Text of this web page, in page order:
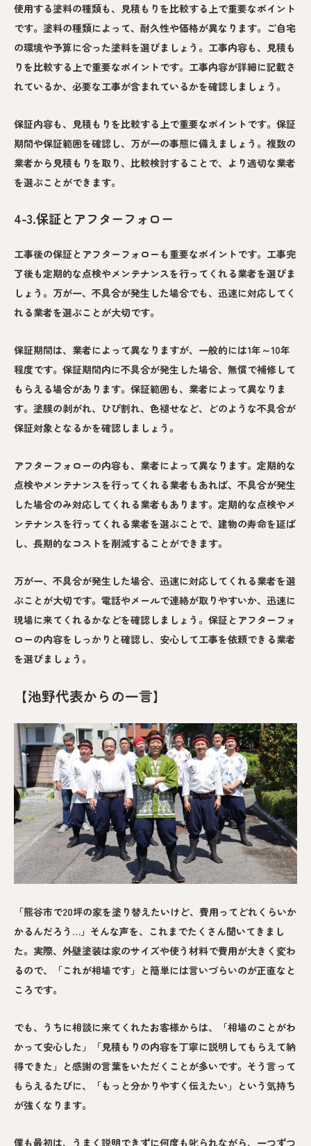
使用する塗料の種類も、見積もりを比較する上で重要なポイント
です。塗料の種類によって、耐久性や価格が異なります。ご自宅
の環境や予算に合った塗料を選びましょう。工事内容も、見積も
りを比較する上で重要なポイントです。工事内容が詳細に記載さ
れているか、必要な工事が含まれているかを確認しましょう。
保証内容も、見積もりを比較する上で重要なポイントです。保証
期間や保証範囲を確認し、万が一の事態に備えましょう。複数の
業者から見積もりを取り、比較検討することで、より適切な業者
を選ぶことができます。
4-3.保証とアフターフォロー
工事後の保証とアフターフォローも重要なポイントです。工事完
了後も定期的な点検やメンテナンスを行ってくれる業者を選びま
しょう。万が一、不具合が発生した場合でも、迅速に対応してく
れる業者を選ぶことが大切です。
保証期間は、業者によって異なりますが、一般的には1年～10年
程度です。保証期間内に不具合が発生した場合、無償で補修して
もらえる場合があります。保証範囲も、業者によって異なりま
す。塗膜の剥がれ、ひび割れ、色褪せなど、どのような不具合が
保証対象となるかを確認しましょう。
アフターフォローの内容も、業者によって異なります。定期的な
点検やメンテナンスを行ってくれる業者もあれば、不具合が発生
した場合のみ対応してくれる業者もあります。定期的な点検やメ
ンテナンスを行ってくれる業者を選ぶことで、建物の寿命を延ば
し、長期的なコストを削減することができます。
万が一、不具合が発生した場合、迅速に対応してくれる業者を選
ぶことが大切です。電話やメールで連絡が取りやすいか、迅速に
現場に来てくれるかなどを確認しましょう。保証とアフターフォ
ローの内容をしっかりと確認し、安心して工事を依頼できる業者
を選びましょう。
【池野代表からの一言】
「熊谷市で20坪の家を塗り替えたいけど、費用ってどれくらいか
かるんだろう…」そんな声を、これまでたくさん聞いてきまし
た。実際、外壁塗装は家のサイズや使う材料で費用が大きく変わ
るので、「これが相場です」と簡単には言いづらいのが正直なと
ころです。
でも、うちに相談に来てくれたお客様からは、「相場のことがわ
かって安心した」「見積もりの内容を丁寧に説明してもらえて納
得できた」と感謝の言葉をいただくことが多いです。そう言って
もらえるたびに、「もっと分かりやすく伝えたい」という気持ち
が強くなります。
僕も最初は、うまく説明できずに何度も叱られながら、一つずつ